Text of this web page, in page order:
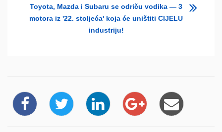
Toyota, Mazda i Subaru se odriču vodika — 3
motora iz '22. stoljeća' koja će uništiti CIJELU
industriju!